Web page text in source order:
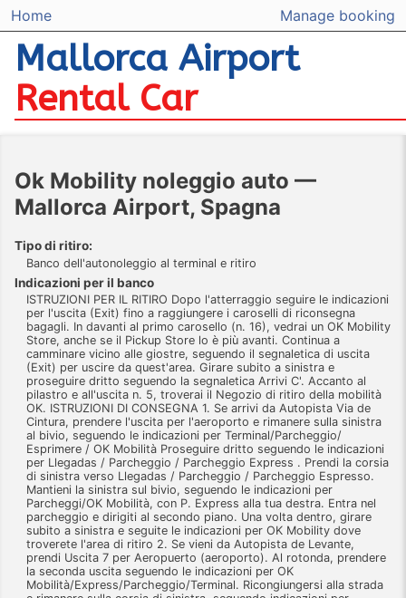
Home Manage booking
Mallorca Airport
Rental Car
Ok Mobility noleggio auto —
Mallorca Airport, Spagna
Tipo di ritiro:
Banco dell'autonoleggio al terminal e ritiro
Indicazioni per il banco
ISTRUZIONI PER IL RITIRO Dopo l'atterraggio seguire le indicazioni
per l'uscita (Exit) fino a raggiungere i caroselli di riconsegna
bagagli. In davanti al primo carosello (n. 16), vedrai un OK Mobility
Store, anche se il Pickup Store lo è più avanti. Continua a
camminare vicino alle giostre, seguendo il segnaletica di uscita
(Exit) per uscire da quest'area. Girare subito a sinistra e
proseguire dritto seguendo la segnaletica Arrivi C'. Accanto al
pilastro e all'uscita n. 5, troverai il Negozio di ritiro della mobilità
OK. ISTRUZIONI DI CONSEGNA 1. Se arrivi da Autopista Via de
Cintura, prendere l'uscita per l'aeroporto e rimanere sulla sinistra
al bivio, seguendo le indicazioni per Terminal/Parcheggio/
Esprimere / OK Mobilità Proseguire dritto seguendo le indicazioni
per Llegadas / Parcheggio / Parcheggio Express . Prendi la corsia
di sinistra verso Llegadas / Parcheggio / Parcheggio Espresso.
Mantieni la sinistra sul bivio, seguendo le indicazioni per
Parcheggi/OK Mobilità, con P. Express alla tua destra. Entra nel
parcheggio e dirigiti al secondo piano. Una volta dentro, girare
subito a sinistra e seguite le indicazioni per OK Mobility dove
troverete l'area di ritiro 2. Se vieni da Autopista de Levante,
prendi Uscita 7 per Aeropuerto (aeroporto). Al rotonda, prendere
la seconda uscita seguendo le indicazioni per OK
Mobilità/Express/Parcheggio/Terminal. Ricongiungersi alla strada